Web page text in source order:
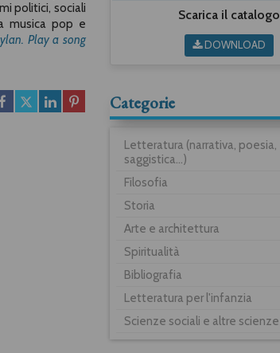
politici, sociali
musica pop e
Play a song
Scarica il catalogo
DOWNLOAD
Categorie
Letteratura (narrativa, poesia,
saggistica...)
Filosofia
Storia
Arte e architettura
Spiritualità
Bibliografia
Letteratura per l'infanzia
Scienze sociali e altre scienze